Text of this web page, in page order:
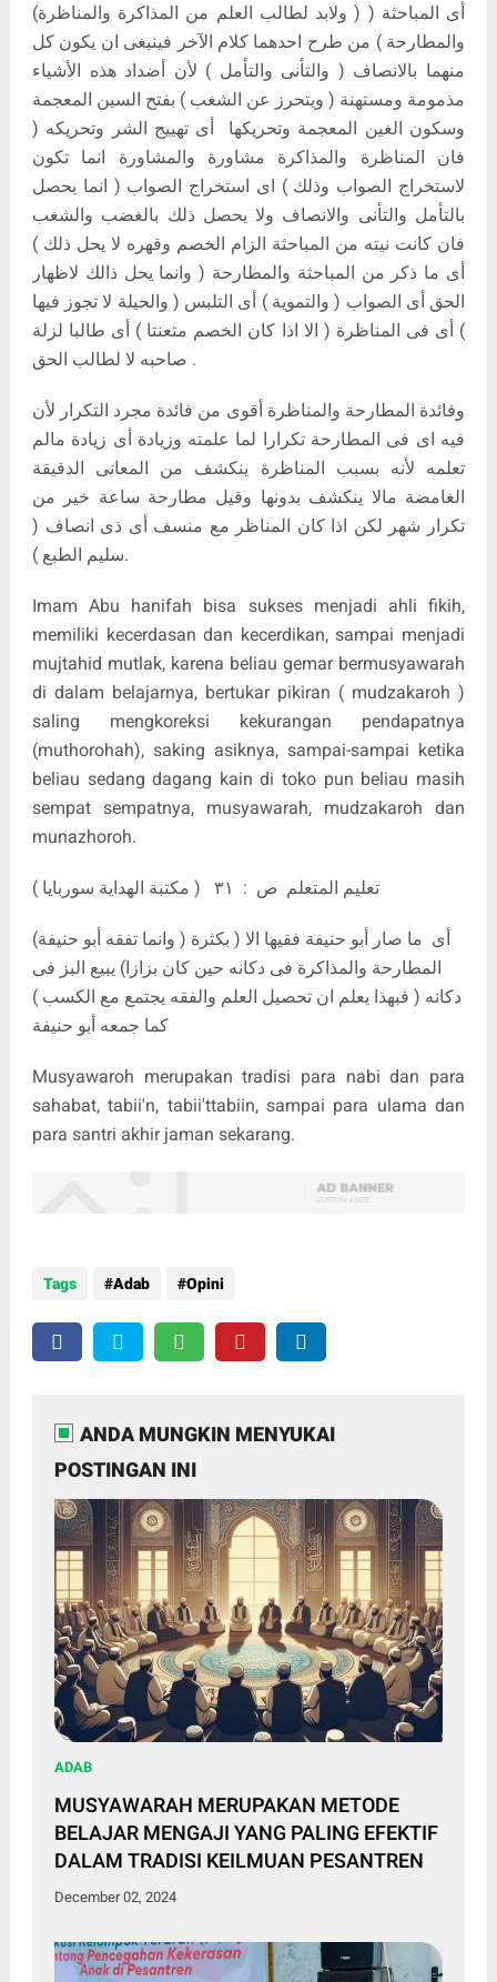
(ولابد لطالب العلم من المذاكرة والمناظرة ) أى المباحثة (
والمطارحة ) من طرح احدهما كلام الآخر فينبغى ان يكون كل
منهما بالانصاف ( والتأنى والتأمل ) لأن أضداد هذه الأشياء
مذمومة ومستهنة ( ويتحرز عن الشغب ) بفتح السين المعجمة
وسكون الغين المعجمة وتحريكها أى تهييج الشر وتحريكه (
فان المناظرة والمذاكرة مشاورة والمشاورة انما تكون
لاستخراج الصواب وذلك ) اى استخراج الصواب ( انما يحصل
بالتأمل والتأنى والانصاف ولا يحصل ذلك بالغضب والشغب
فان كانت نيته من المباحثة الزام الخصم وقهره لا يحل ذلك )
أى ما ذكر من المباحثة والمطارحة ( وانما يحل ذالك لاظهار
الحق أى الصواب ( والتموية ) أى التلبس ( والحيلة لا تجوز فيها
) أى فى المناظرة ( الا اذا كان الخصم متعنتا ) أى طالبا لزلة
صاحبه لا لطالب الحق .
وفائدة المطارحة والمناظرة أقوى من فائدة مجرد التكرار لأن
فيه اى فى المطارحة تكرارا لما علمته وزيادة أى زيادة مالم
تعلمه لأنه بسبب المناظرة ينكشف من المعانى الدقيقة
الغامضة مالا ينكشف بدونها وقيل مطارحة ساعة خير من
تكرار شهر لكن اذا كان المناظر مع منسف أى ذى انصاف (
سليم الطبع ).
Imam Abu hanifah bisa sukses menjadi ahli fikih,
memiliki kecerdasan dan kecerdikan, sampai menjadi
mujtahid mutlak, karena beliau gemar bermusyawarah
di dalam belajarnya, bertukar pikiran ( mudzakaroh )
saling mengkoreksi kekurangan pendapatnya
(muthorohah), saking asiknya, sampai-sampai ketika
beliau sedang dagang kain di toko pun beliau masih
sempat sempatnya, musyawarah, mudzakaroh dan
munazhoroh.
تعليم المتعلم ص : ٣١ ( مكتبة الهداية سوربايا )
(وانما تفقه أبو حنيفة ) أى ما صار أبو حنيفة فقيها الا ( بكثرة
المطارحة والمذاكرة فى دكانه حين كان بزازا) يبيع البز فى
دكانه ( فبهذا يعلم ان تحصيل العلم والفقه يجتمع مع الكسب )
كما جمعه أبو حنيفة
Musyawaroh merupakan tradisi para nabi dan para
sahabat, tabii'n, tabii'ttabiin, sampai para ulama dan
para santri akhir jaman sekarang.
Tags Adab Opini
ANDA MUNGKIN MENYUKAI
POSTINGAN INI
ADAB
MUSYAWARAH MERUPAKAN METODE
BELAJAR MENGAJI YANG PALING EFEKTIF
DALAM TRADISI KEILMUAN PESANTREN
December 02, 2024